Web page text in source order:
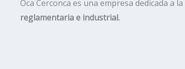
Oca Cerconca es una empresa dedicada a la
reglamentaria e industrial.